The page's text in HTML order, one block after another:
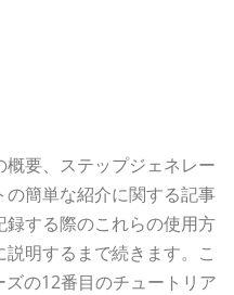
要、ステップジェネレー
簡単な紹介に関する記事
する際のこれらの使用方
明するまで続きます。こ
の12番目のチュートリア